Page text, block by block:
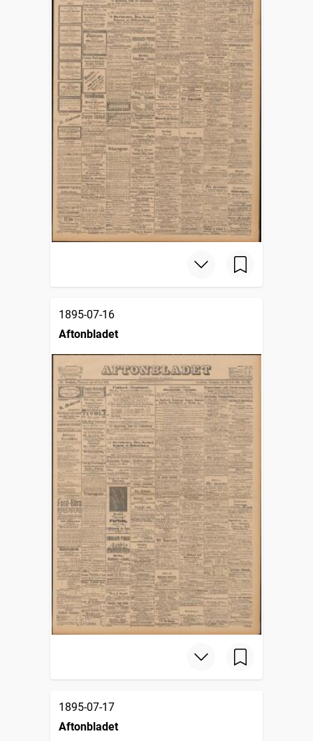
1895-07-16
Aftonbladet
1895-07-17
Aftonbladet